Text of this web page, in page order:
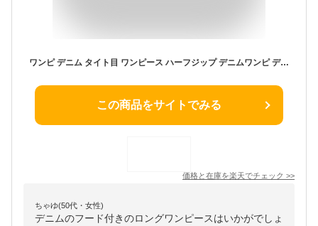
ワンピ デニム タイト目 ワンピース ハーフジップ デニムワンピ デニムワンピース ロングワンピース レディース フーディー パーカー ロング ロングワンピ マキシ Aライン 長袖 薄手 フード パーカーワンピース パーカーワンピ ジップ 黒 春 夏 HUG.U
この商品をサイトでみる
価格と在庫を楽天でチェック >>
ちゃゆ(50代・女性)
デニムのフード付きのロングワンピースはいかがでしょ